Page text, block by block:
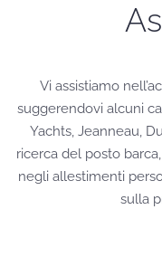
Vi assistiamo
suggerendovi alcuni
Yachts, Jeanneau,
ricerca del posto
negli allestimenti
sulla